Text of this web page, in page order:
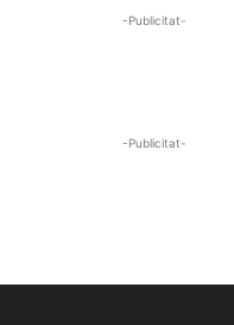
-Publicitat-
-Publicitat-